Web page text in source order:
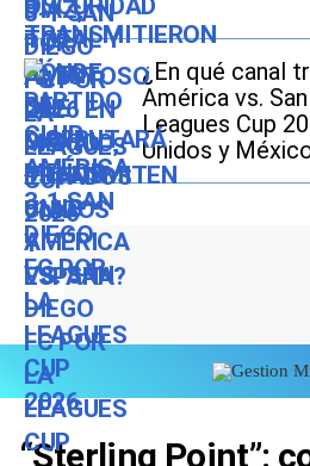
¿En qué canal
América vs.
Leagues Cup
Unidos y